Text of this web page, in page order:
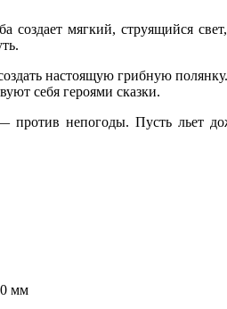
мягкий, струящийся
настоящую грибную
себя героями сказки.
непогоды. Пусть льет
мм